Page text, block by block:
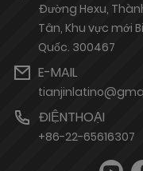
Đường Hexu,
Tân, Khu vực mới
Quốc. 300467
E-MAIL
ĐIỆNTHOẠI
+86-22-65616307